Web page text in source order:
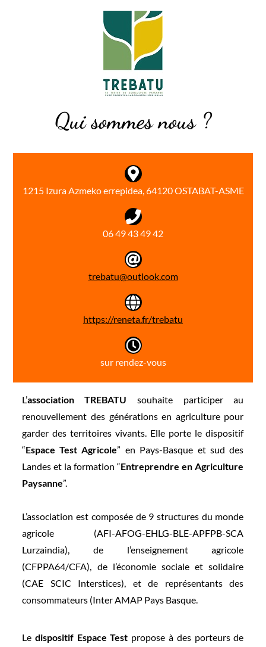
Qui sommes nous ?
1215 Izura Azmeko errepidea, 64120 OSTABAT-ASME
06 49 43 49 42
trebatu@outlook.com
https://reneta.fr/trebatu
sur rendez-vous
L’association TREBATU souhaite participer au
renouvellement des générations en agriculture pour
garder des territoires vivants. Elle porte le dispositif
“Espace Test Agricole” en Pays-Basque et sud des
Landes et la formation “Entreprendre en Agriculture
Paysanne”.
L’association est composée de 9 structures du monde
agricole (AFI-AFOG-EHLG-BLE-APFPB-SCA
Lurzaindia), de l’enseignement agricole
(CFPPA64/CFA), de l’économie sociale et solidaire
(CAE SCIC Interstices), et de représentants des
consommateurs (Inter AMAP Pays Basque.
Le dispositif Espace Test propose à des porteurs de